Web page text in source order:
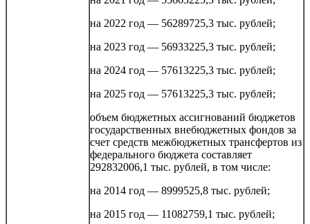
на 2022 год — 56289725,3 тыс. рублей;
на 2023 год — 56933225,3 тыс. рублей;
на 2024 год — 57613225,3 тыс. рублей;
на 2025 год — 57613225,3 тыс. рублей;
объем бюджетных ассигнований бюджетов
государственных внебюджетных фондов за
счет средств межбюджетных трансфертов из
федерального бюджета составляет
292832006,1 тыс. рублей, в том числе:
на 2014 год — 8999525,8 тыс. рублей;
на 2015 год — 11082759,1 тыс. рублей;